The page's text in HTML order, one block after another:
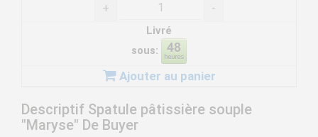
+ -
Livré
sous:
Ajouter au panier
Descriptif Spatule pâtissière souple
"Maryse" De Buyer